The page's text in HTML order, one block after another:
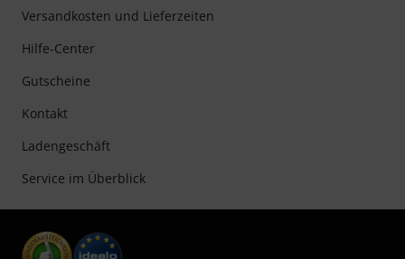
Versandkosten und Lieferzeiten
Hilfe-Center
Gutscheine
Kontakt
Ladengeschäft
Service im Überblick